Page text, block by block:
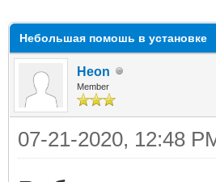
Небольшая помошь в установке
Heon
Member
07-21-2020, 12:48